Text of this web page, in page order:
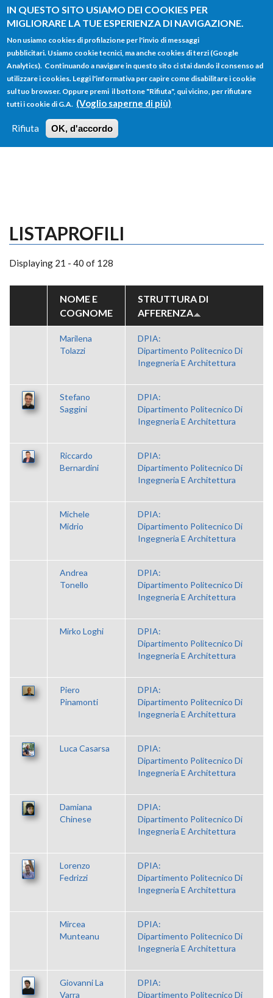
IN QUESTO SITO USIAMO DEI COOKIES PER
MIGLIORARE LA TUE ESPERIENZA DI NAVIGAZIONE.
Non usiamo cookies di profilazione per l'invio di messaggi
pubblicitari. Usiamo cookie tecnici, ma anche cookies di terzi (Google
Analytics). Continuando a navigare in questo sito ci stai dando il consenso ad
utilizzare i cookies. Leggi l'informativa per capire come disabilitare i cookie
sul tuo browser. Oppure premi il bottone "Rifiuta", qui vicino, per rifiutare
tutti i cookie di G.A. (Voglio saperne di più)
Rifiuta OK, d'accordo
Salta al contenuto principale
FORM
DI
RICERCA
Main menu
HOME TUTTI I PROFILI
LOGIN
LISTAPROFILI
Displaying 21 - 40 of 128
NOME E
COGNOME
STRUTTURA DI
AFFERENZA
Marilena
Tolazzi
DPIA:
Dipartimento Politecnico Di
Ingegneria E Architettura
Stefano
Saggini
DPIA:
Dipartimento Politecnico Di
Ingegneria E Architettura
Riccardo
Bernardini
DPIA:
Dipartimento Politecnico Di
Ingegneria E Architettura
Michele
Midrio
DPIA:
Dipartimento Politecnico Di
Ingegneria E Architettura
Andrea
Tonello
DPIA:
Dipartimento Politecnico Di
Ingegneria E Architettura
Mirko Loghi
DPIA:
Dipartimento Politecnico Di
Ingegneria E Architettura
Piero
Pinamonti
DPIA:
Dipartimento Politecnico Di
Ingegneria E Architettura
Luca Casarsa
DPIA:
Dipartimento Politecnico Di
Ingegneria E Architettura
Damiana
Chinese
DPIA:
Dipartimento Politecnico Di
Ingegneria E Architettura
Lorenzo
Fedrizzi
DPIA:
Dipartimento Politecnico Di
Ingegneria E Architettura
Mircea
Munteanu
DPIA:
Dipartimento Politecnico Di
Ingegneria E Architettura
Giovanni La
Varra
DPIA:
Dipartimento Politecnico Di